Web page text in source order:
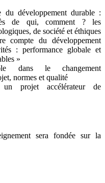
du développement durable :
de qui, comment ? les
de société et éthiques
compte du développement
: performance globale et
»
dans le changement
normes et qualité
projet accélérateur de
sera fondée sur la